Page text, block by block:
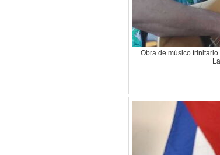
Obra de músico